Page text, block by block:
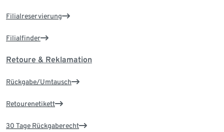
Filialreservierung
Filialfinder
Retoure & Reklamation
Rückgabe/Umtausch
Retourenetikett
30 Tage Rückgaberecht